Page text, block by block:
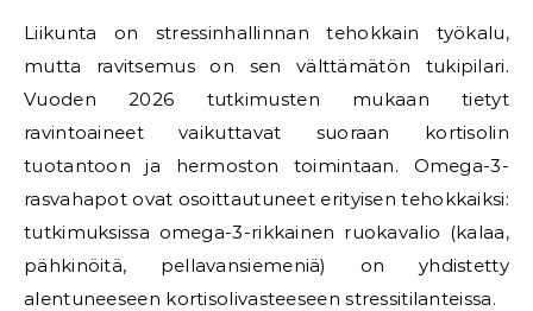
Liikunta on stressinhallinnan tehokkain työkalu,
mutta ravitsemus on sen välttämätön tukipilari.
Vuoden 2026 tutkimusten mukaan tietyt
ravintoaineet vaikuttavat suoraan kortisolin
tuotantoon ja hermoston toimintaan. Omega-3-
rasvahapot ovat osoittautuneet erityisen tehokkaiksi:
tutkimuksissa omega-3-rikkainen ruokavalio (kalaa,
pähkinöitä, pellavansiemeniä) on yhdistetty
alentuneeseen kortisolivasteeseen stressitilanteissa.